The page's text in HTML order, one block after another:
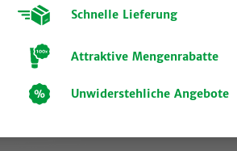
Schnelle Lieferung
Attraktive Mengenrabatte
Unwiderstehliche Angebote